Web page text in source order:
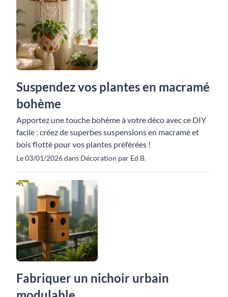
Suspendez vos plantes en macramé
bohème
Apportez une touche bohème à votre déco avec ce DIY
facile : créez de superbes suspensions en macramé et
bois flotté pour vos plantes préférées !
Le 03/01/2026 dans Décoration par Ed B.
Fabriquer un nichoir urbain